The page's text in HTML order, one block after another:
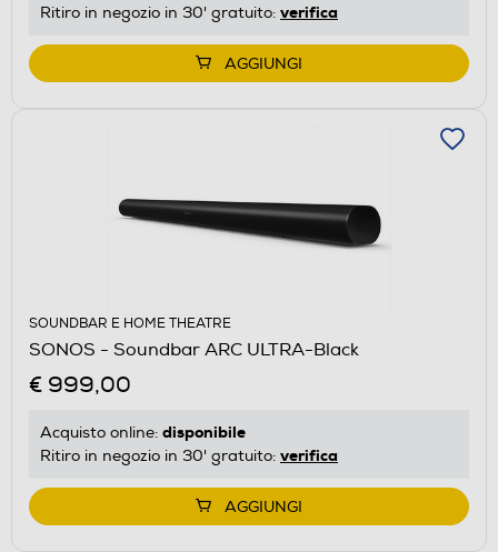
Ritiro in negozio in 30' gratuito: verifica
AGGIUNGI
SOUNDBAR E HOME THEATRE
SONOS - Soundbar ARC ULTRA-Black
€ 999,00
Acquisto online: disponibile
Ritiro in negozio in 30' gratuito: verifica
AGGIUNGI